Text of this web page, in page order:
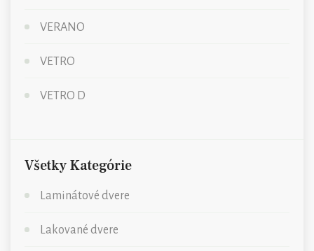
VERANO
VETRO
VETRO D
Všetky Kategórie
Laminátové dvere
Lakované dvere